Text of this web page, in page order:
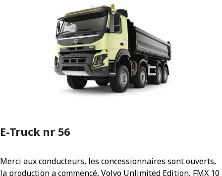
E-Truck nr 56
Merci aux conducteurs, les concessionnaires sont ouverts,
la production a commencé, Volvo Unlimited Edition, FMX 10